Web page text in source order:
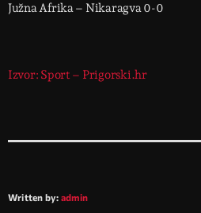
Južna Afrika – Nikaragva 0-0
Izvor: Sport – Prigorski.hr
Written by: admin